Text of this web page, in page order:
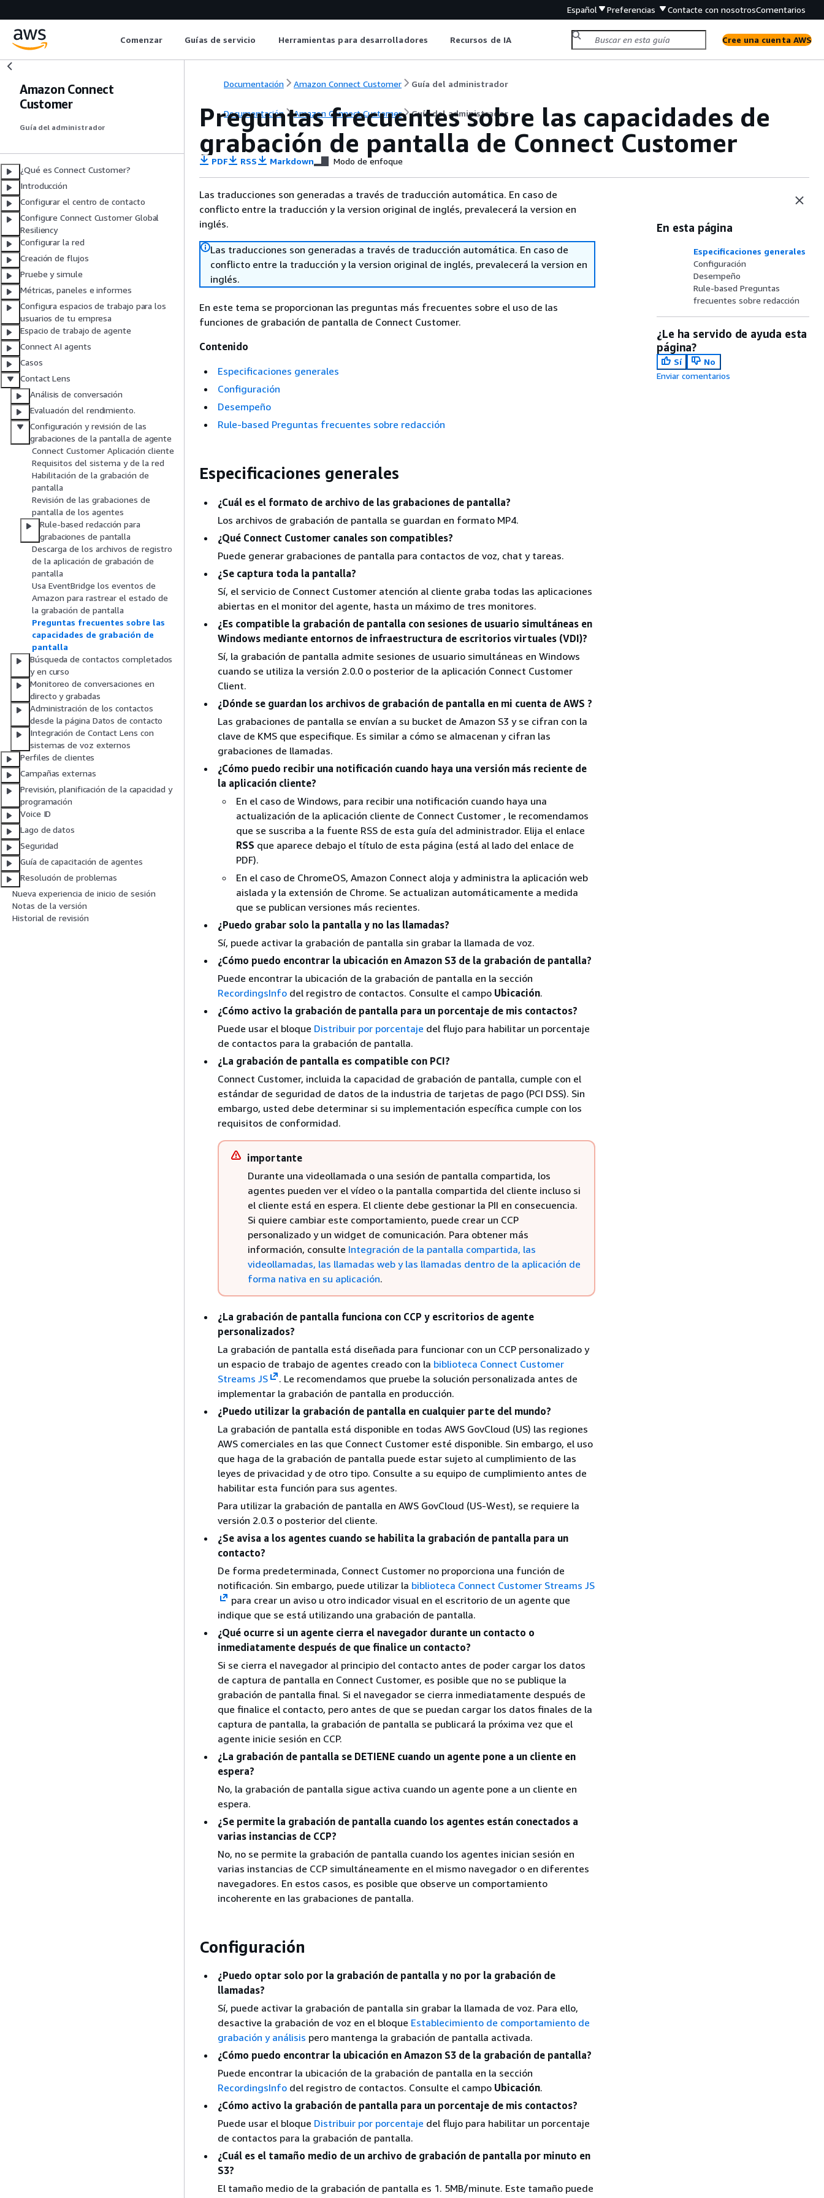
Español Preferencias Contacte con nosotrosComentarios
Comenzar Guías de servicio Herramientas para desarrolladores Recursos de IA Cree una cuenta AWS
Amazon Connect
Customer
Guía del administrador
¿Qué es Connect Customer?
Introducción
Configurar el centro de contacto
Configure Connect Customer Global
Resiliency
Configurar la red
Creación de flujos
Pruebe y simule
Métricas, paneles e informes
Configura espacios de trabajo para los
usuarios de tu empresa
Espacio de trabajo de agente
Connect AI agents
Casos
Contact Lens
Análisis de conversación
Evaluación del rendimiento.
Configuración y revisión de las
grabaciones de la pantalla de agente
Connect Customer Aplicación cliente
Requisitos del sistema y de la red
Habilitación de la grabación de
pantalla
Revisión de las grabaciones de
pantalla de los agentes
Rule-based redacción para
grabaciones de pantalla
Descarga de los archivos de registro
de la aplicación de grabación de
pantalla
Usa EventBridge los eventos de
Amazon para rastrear el estado de
la grabación de pantalla
Preguntas frecuentes sobre las
capacidades de grabación de
pantalla
Búsqueda de contactos completados
y en curso
Monitoreo de conversaciones en
directo y grabadas
Administración de los contactos
desde la página Datos de contacto
Integración de Contact Lens con
sistemas de voz externos
Perfiles de clientes
Campañas externas
Previsión, planificación de la capacidad y
programación
Voice ID
Lago de datos
Seguridad
Guía de capacitación de agentes
Resolución de problemas
Nueva experiencia de inicio de sesión
Notas de la versión
Historial de revisión
Documentación Amazon Connect Customer Guía del administrador
Documentación Amazon Connect Customer Guía del administrador
Preguntas frecuentes sobre las capacidades de
grabación de pantalla de Connect Customer
PDF RSS Markdown Modo de enfoque
Las traducciones son generadas a través de traducción automática. En caso de
conflicto entre la traducción y la version original de inglés, prevalecerá la version en
inglés.
Las traducciones son generadas a través de traducción automática. En caso de
conflicto entre la traducción y la version original de inglés, prevalecerá la version en
inglés.
En este tema se proporcionan las preguntas más frecuentes sobre el uso de las
funciones de grabación de pantalla de Connect Customer.
Contenido
Especificaciones generales
Configuración
Desempeño
Rule-based Preguntas frecuentes sobre redacción
Especificaciones generales
¿Cuál es el formato de archivo de las grabaciones de pantalla?
Los archivos de grabación de pantalla se guardan en formato MP4.
¿Qué Connect Customer canales son compatibles?
Puede generar grabaciones de pantalla para contactos de voz, chat y tareas.
¿Se captura toda la pantalla?
Sí, el servicio de Connect Customer atención al cliente graba todas las aplicaciones
abiertas en el monitor del agente, hasta un máximo de tres monitores.
¿Es compatible la grabación de pantalla con sesiones de usuario simultáneas en
Windows mediante entornos de infraestructura de escritorios virtuales (VDI)?
Sí, la grabación de pantalla admite sesiones de usuario simultáneas en Windows
cuando se utiliza la versión 2.0.0 o posterior de la aplicación Connect Customer
Client.
¿Dónde se guardan los archivos de grabación de pantalla en mi cuenta de AWS ?
Las grabaciones de pantalla se envían a su bucket de Amazon S3 y se cifran con la
clave de KMS que especifique. Es similar a cómo se almacenan y cifran las
grabaciones de llamadas.
¿Cómo puedo recibir una notificación cuando haya una versión más reciente de
la aplicación cliente?
En el caso de Windows, para recibir una notificación cuando haya una
actualización de la aplicación cliente de Connect Customer , le recomendamos
que se suscriba a la fuente RSS de esta guía del administrador. Elija el enlace
RSS que aparece debajo el título de esta página (está al lado del enlace de
PDF).
En el caso de ChromeOS, Amazon Connect aloja y administra la aplicación web
aislada y la extensión de Chrome. Se actualizan automáticamente a medida
que se publican versiones más recientes.
¿Puedo grabar solo la pantalla y no las llamadas?
Sí, puede activar la grabación de pantalla sin grabar la llamada de voz.
¿Cómo puedo encontrar la ubicación en Amazon S3 de la grabación de pantalla?
Puede encontrar la ubicación de la grabación de pantalla en la sección
RecordingsInfo del registro de contactos. Consulte el campo Ubicación.
¿Cómo activo la grabación de pantalla para un porcentaje de mis contactos?
Puede usar el bloque Distribuir por porcentaje del flujo para habilitar un porcentaje
de contactos para la grabación de pantalla.
¿La grabación de pantalla es compatible con PCI?
Connect Customer, incluida la capacidad de grabación de pantalla, cumple con el
estándar de seguridad de datos de la industria de tarjetas de pago (PCI DSS). Sin
embargo, usted debe determinar si su implementación específica cumple con los
requisitos de conformidad.
importante
Durante una videollamada o una sesión de pantalla compartida, los
agentes pueden ver el vídeo o la pantalla compartida del cliente incluso si
el cliente está en espera. El cliente debe gestionar la PII en consecuencia.
Si quiere cambiar este comportamiento, puede crear un CCP
personalizado y un widget de comunicación. Para obtener más
información, consulte Integración de la pantalla compartida, las
videollamadas, las llamadas web y las llamadas dentro de la aplicación de
forma nativa en su aplicación.
¿La grabación de pantalla funciona con CCP y escritorios de agente
personalizados?
La grabación de pantalla está diseñada para funcionar con un CCP personalizado y
un espacio de trabajo de agentes creado con la biblioteca Connect Customer
Streams JS
. Le recomendamos que pruebe la solución personalizada antes de
implementar la grabación de pantalla en producción.
¿Puedo utilizar la grabación de pantalla en cualquier parte del mundo?
La grabación de pantalla está disponible en todas AWS GovCloud (US) las regiones
AWS comerciales en las que Connect Customer esté disponible. Sin embargo, el uso
que haga de la grabación de pantalla puede estar sujeto al cumplimiento de las
leyes de privacidad y de otro tipo. Consulte a su equipo de cumplimiento antes de
habilitar esta función para sus agentes.
Para utilizar la grabación de pantalla en AWS GovCloud (US-West), se requiere la
versión 2.0.3 o posterior del cliente.
¿Se avisa a los agentes cuando se habilita la grabación de pantalla para un
contacto?
De forma predeterminada, Connect Customer no proporciona una función de
notificación. Sin embargo, puede utilizar la biblioteca Connect Customer Streams JS
para crear un aviso u otro indicador visual en el escritorio de un agente que
indique que se está utilizando una grabación de pantalla.
¿Qué ocurre si un agente cierra el navegador durante un contacto o
inmediatamente después de que finalice un contacto?
Si se cierra el navegador al principio del contacto antes de poder cargar los datos
de captura de pantalla en Connect Customer, es posible que no se publique la
grabación de pantalla final. Si el navegador se cierra inmediatamente después de
que finalice el contacto, pero antes de que se puedan cargar los datos finales de la
captura de pantalla, la grabación de pantalla se publicará la próxima vez que el
agente inicie sesión en CCP.
¿La grabación de pantalla se DETIENE cuando un agente pone a un cliente en
espera?
No, la grabación de pantalla sigue activa cuando un agente pone a un cliente en
espera.
¿Se permite la grabación de pantalla cuando los agentes están conectados a
varias instancias de CCP?
No, no se permite la grabación de pantalla cuando los agentes inician sesión en
varias instancias de CCP simultáneamente en el mismo navegador o en diferentes
navegadores. En estos casos, es posible que observe un comportamiento
incoherente en las grabaciones de pantalla.
Configuración
¿Puedo optar solo por la grabación de pantalla y no por la grabación de
llamadas?
Sí, puede activar la grabación de pantalla sin grabar la llamada de voz. Para ello,
desactive la grabación de voz en el bloque Establecimiento de comportamiento de
grabación y análisis pero mantenga la grabación de pantalla activada.
¿Cómo puedo encontrar la ubicación en Amazon S3 de la grabación de pantalla?
Puede encontrar la ubicación de la grabación de pantalla en la sección
RecordingsInfo del registro de contactos. Consulte el campo Ubicación.
¿Cómo activo la grabación de pantalla para un porcentaje de mis contactos?
Puede usar el bloque Distribuir por porcentaje del flujo para habilitar un porcentaje
de contactos para la grabación de pantalla.
¿Cuál es el tamaño medio de un archivo de grabación de pantalla por minuto en
S3?
El tamaño medio de la grabación de pantalla es 1. 5MB/minute. Este tamaño puede
En esta página
Especificaciones generales
Configuración
Desempeño
Rule-based Preguntas
frecuentes sobre redacción
¿Le ha servido de ayuda esta
página?
Sí
No
Enviar comentarios